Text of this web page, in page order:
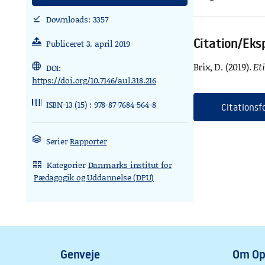
download_done
Downloads: 3357
Publiceret 3. april 2019
DOI:
https://doi.org/10.7146/aul.318.216
ISBN-13 (15) : 978-87-7684-564-8
SerierRapporter
rdl_stand_desk KategorierDanmarks institut for
Pædagogik og Uddannelse (DPU)
Citation/
Brix, D. (2019).